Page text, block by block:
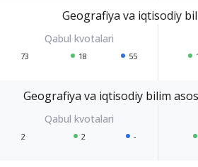
Geografiya va iqtisodiy
73 18 55
Geografiya va iqtisodiy bilim
2 2 -